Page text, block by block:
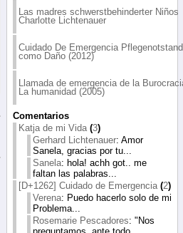
Las madres schwerstbehinderter Niños
Charlotte Lichtenauer
Cuidado De Emergencia Pflegenotstand
como Daño (2012)
Llamada de emergencia de la
La humanidad (2005)
Comentarios
Katja de mi Vida(3)
Gerhard Lichtenauer: Amor
Sanela, gracias por tu...
Sanela: hola! achh got.. me
faltan las palabras...
[D+1262] Cuidado de Emergencia(2)
Verena: Puedo hacerlo solo de mi
Problema...
Rosemarie Pescadores: "Nos